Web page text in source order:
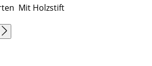
 Mit Holzstift